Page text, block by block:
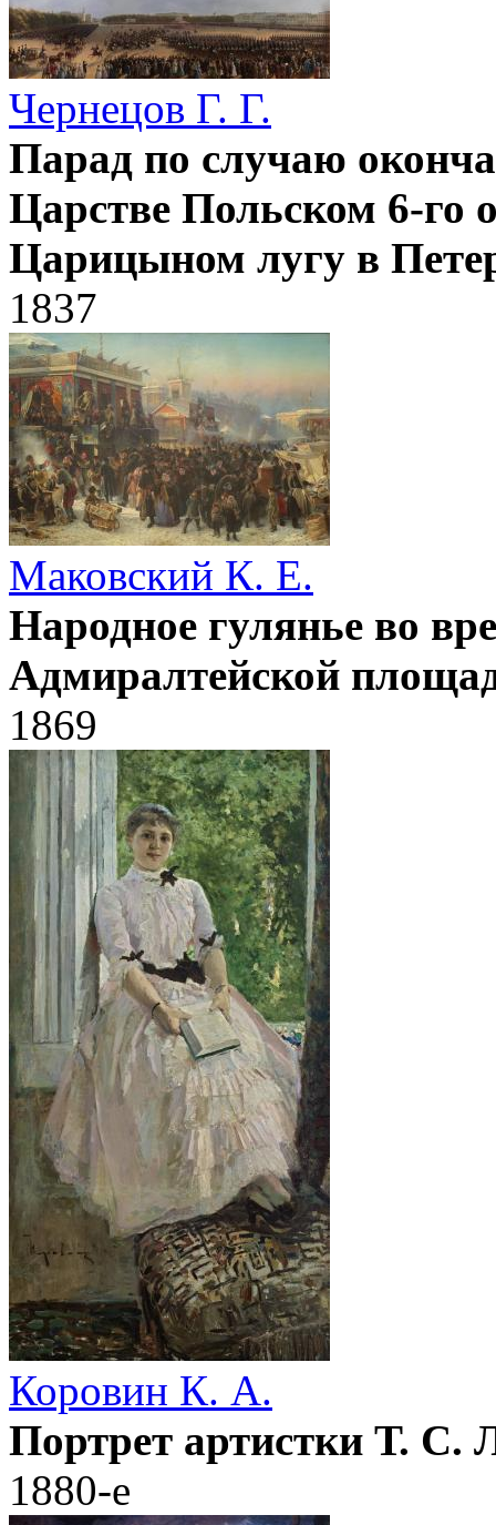
Чернецов Г. Г.
Парад по случаю
Царстве Польском 6-го
Царицыном лугу в
1837
Маковский К. Е.
Народное гулянье во
Адмиралтейской
1869
Коровин К. А.
Портрет артистки Т. С.
1880-е